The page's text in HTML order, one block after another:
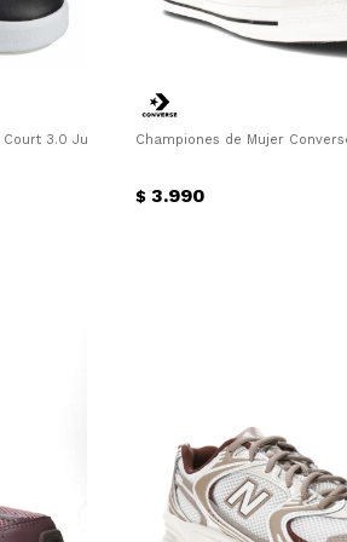
3.0 Junior Adidas - Negro
Championes de Mujer
$ 3.990